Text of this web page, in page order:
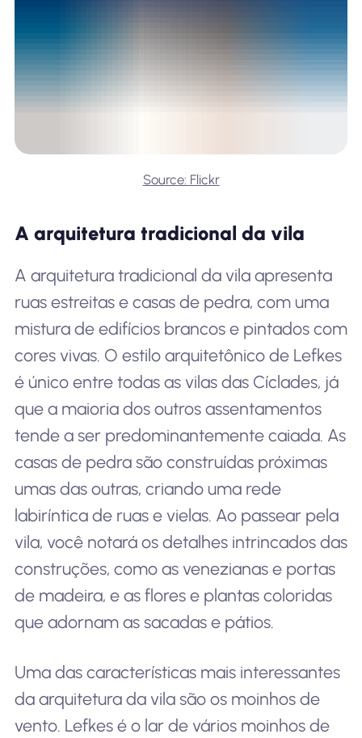
Source: Flickr
A arquitetura tradicional da vila
A arquitetura tradicional da vila apresenta
ruas estreitas e casas de pedra, com uma
mistura de edifícios brancos e pintados com
cores vivas. O estilo arquitetônico de Lefkes
é único entre todas as vilas das Cíclades, já
que a maioria dos outros assentamentos
tende a ser predominantemente caiada. As
casas de pedra são construídas próximas
umas das outras, criando uma rede
labiríntica de ruas e vielas. Ao passear pela
vila, você notará os detalhes intrincados das
construções, como as venezianas e portas
de madeira, e as flores e plantas coloridas
que adornam as sacadas e pátios.
Uma das características mais interessantes
da arquitetura da vila são os moinhos de
vento. Lefkes é o lar de vários moinhos de